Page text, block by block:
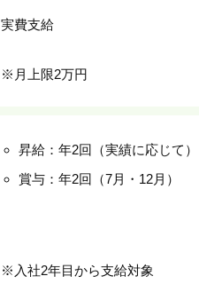
CONTACT
実費支給
※月上限2万円
昇給：年2回（実績に応じて）
賞与：年2回（7月・12月）
※入社2年目から支給対象